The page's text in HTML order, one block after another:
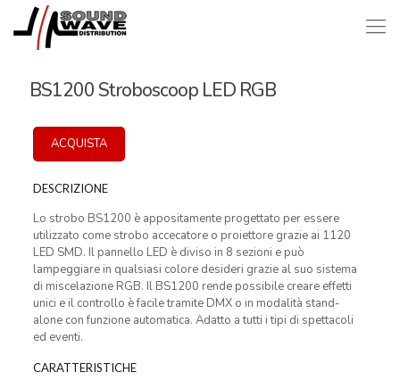
BS1200 Stroboscoop LED RGB
ACQUISTA
DESCRIZIONE
Lo strobo BS1200 è appositamente progettato per essere
utilizzato come strobo accecatore o proiettore grazie ai 1120
LED SMD. Il pannello LED è diviso in 8 sezioni e può
lampeggiare in qualsiasi colore desideri grazie al suo sistema
di miscelazione RGB. Il BS1200 rende possibile creare effetti
unici e il controllo è facile tramite DMX o in modalità stand-
alone con funzione automatica. Adatto a tutti i tipi di spettacoli
ed eventi.
CARATTERISTICHE